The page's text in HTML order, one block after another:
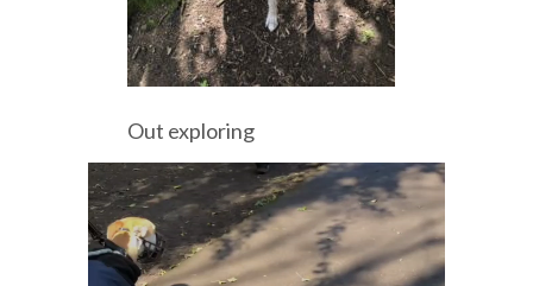
Out exploring
Video
Player